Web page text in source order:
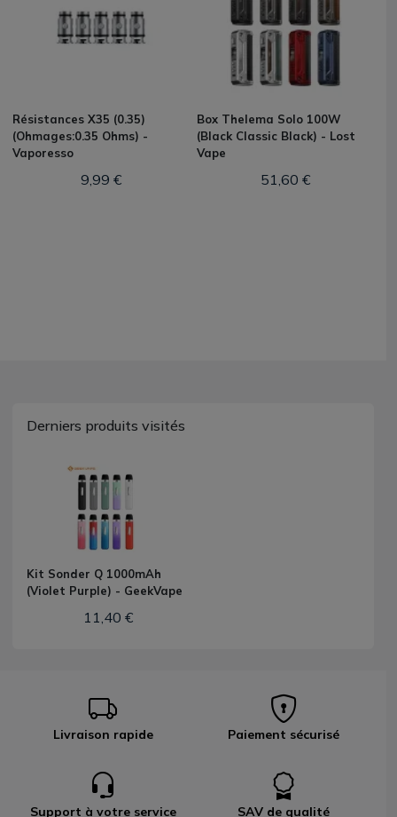
Résistances X35 (0.35)
(Ohmages:0.35 Ohms) -
Vaporesso
9,99 €
Box Thelema Solo 100W
(Black Classic Black) - Lost
Vape
51,60 €
Derniers produits visités
Kit Sonder Q 1000mAh
(Violet Purple) - GeekVape
11,40 €
Livraison rapide Paiement sécurisé
Support à votre service SAV de qualité